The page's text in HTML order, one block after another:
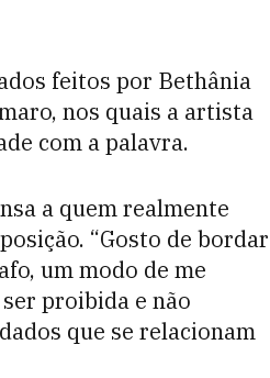
feitos por Bethânia
nos quais a artista
com a palavra.
a quem realmente
“Gosto de bordar
um modo de me
proibida e não
que se relacionam